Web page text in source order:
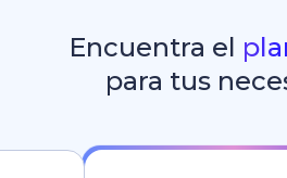
Encuentra el
para tus